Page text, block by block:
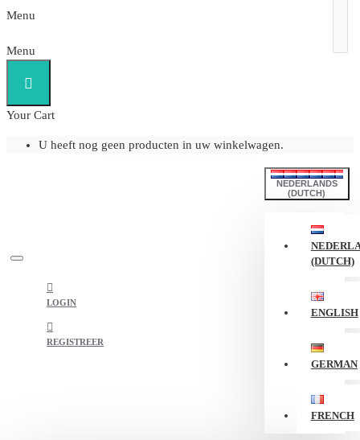
Menu
Menu
Your Cart
U heeft nog geen producten in uw winkelwagen.
LOGIN
REGISTREER
NEDERLANDS
(DUTCH)
(DUTCH)
ENGLISH
GERMAN
FRENCH